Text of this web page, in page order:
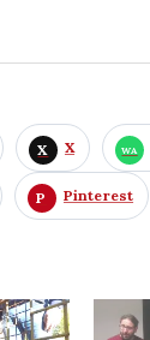
X
Pinterest